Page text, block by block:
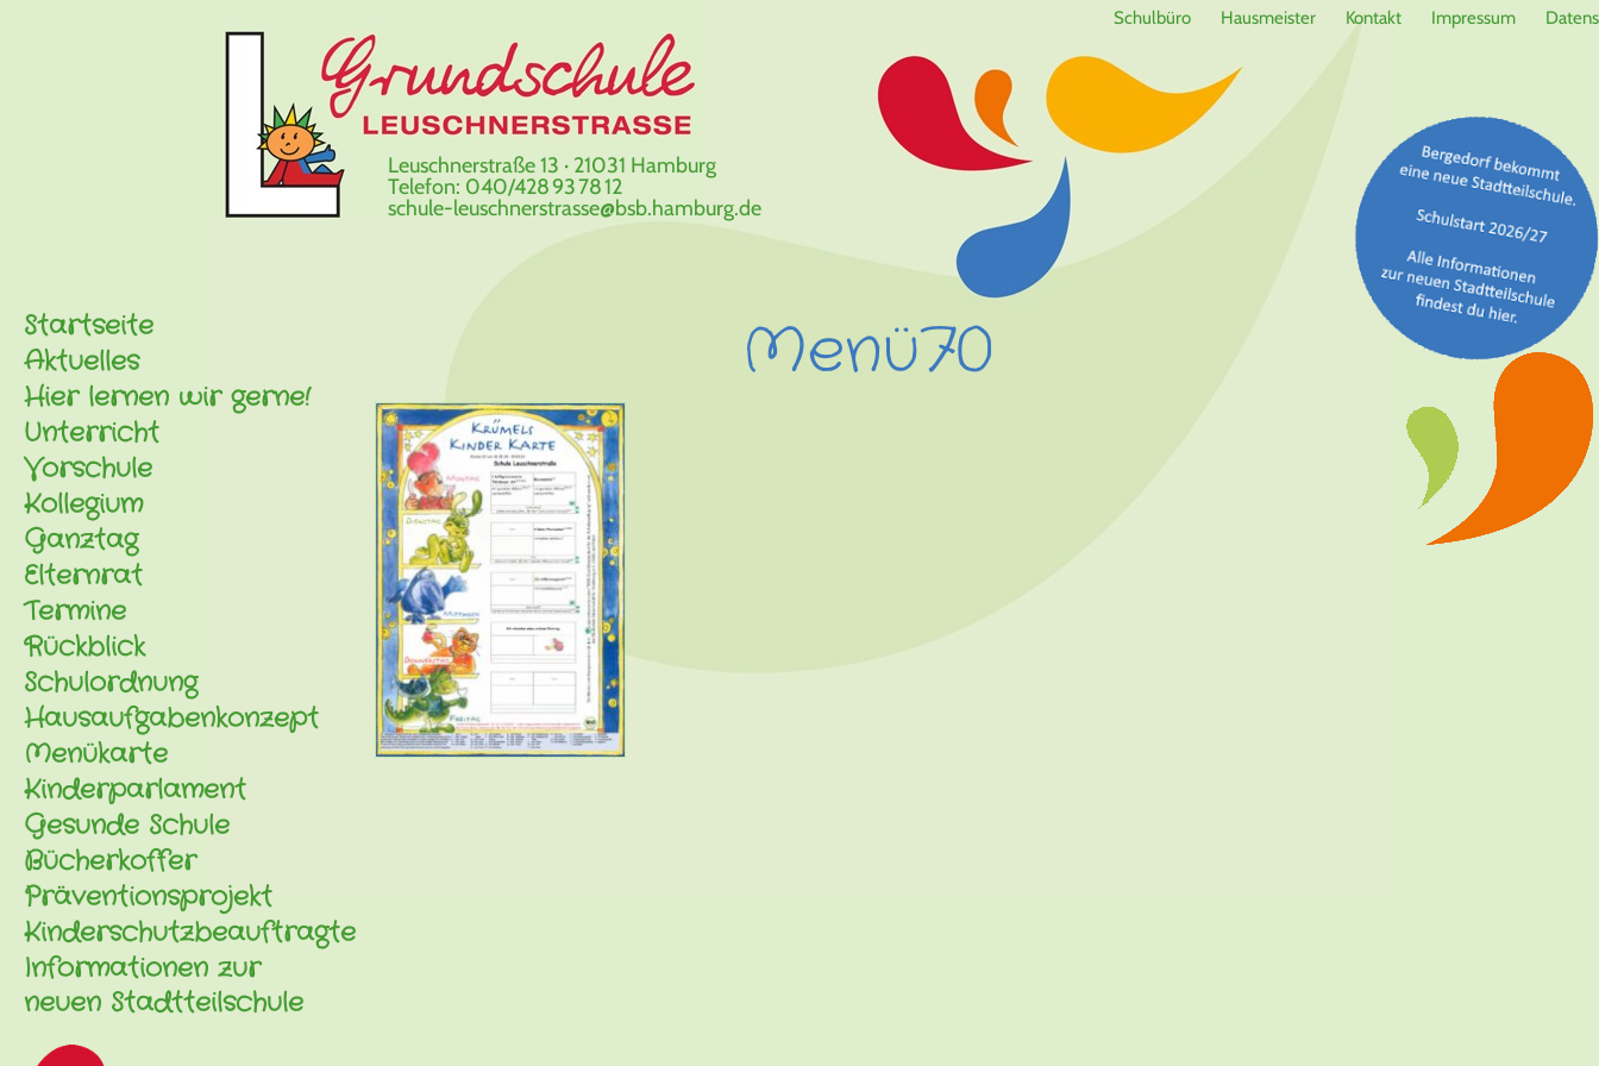
Schulbüro Hausmeister Kontakt Impressum
Leuschnerstraße 13 · 21031 Hamburg
Telefon: 040/428 93 78 12
schule-leuschnerstrasse@bsb.hamburg.de
Startseite
Aktuelles
Hier lernen wir gerne!
Unterricht
Vorschule
Kollegium
Ganztag
Elternrat
Termine
Rückblick
Schulordnung
Hausaufgabenkonzept
Menükarte
Kinderparlament
Gesunde Schule
Bücherkoffer
Präventionsprojekt
Kinderschutzbeauftragte
Informationen zur
neuen Stadtteilschule
Menü70